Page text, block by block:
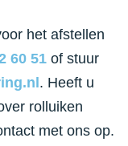
het afstellen
60 51 of stuur
. Heeft u
rolluiken
met ons op.